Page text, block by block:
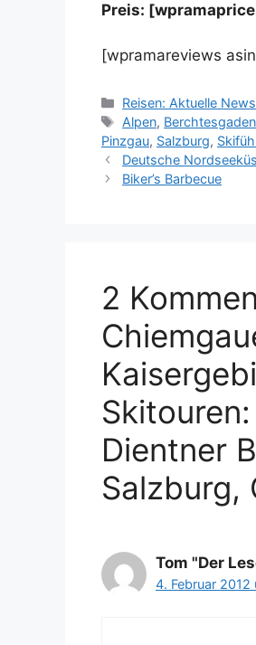
Preis:
[wpramareviews
Kategorien
Reisen: Aktuelle News
Schlagwörter
Alpen,
Pinzgau, Salzburg,
Deutsche
Biker’s Barbecue
2
Dientner
Salzburg,
Tom "Der
4. Februar